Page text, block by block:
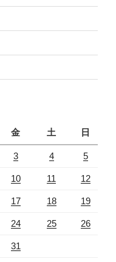
金 土 日
3 4 5
10 11 12
17 18 19
24 25 26
31